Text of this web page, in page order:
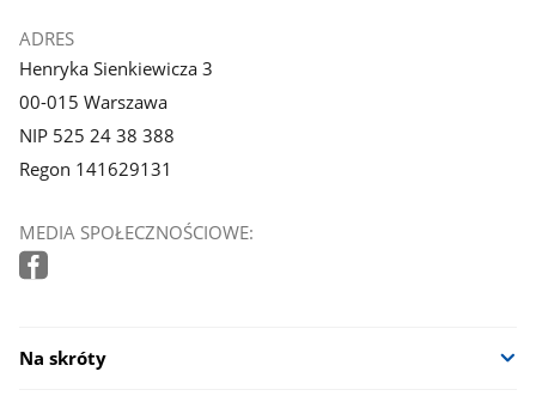
ADRES
Henryka Sienkiewicza 3
00-015 Warszawa
NIP 525 24 38 388
Regon 141629131
MEDIA SPOŁECZNOŚCIOWE:
Na skróty